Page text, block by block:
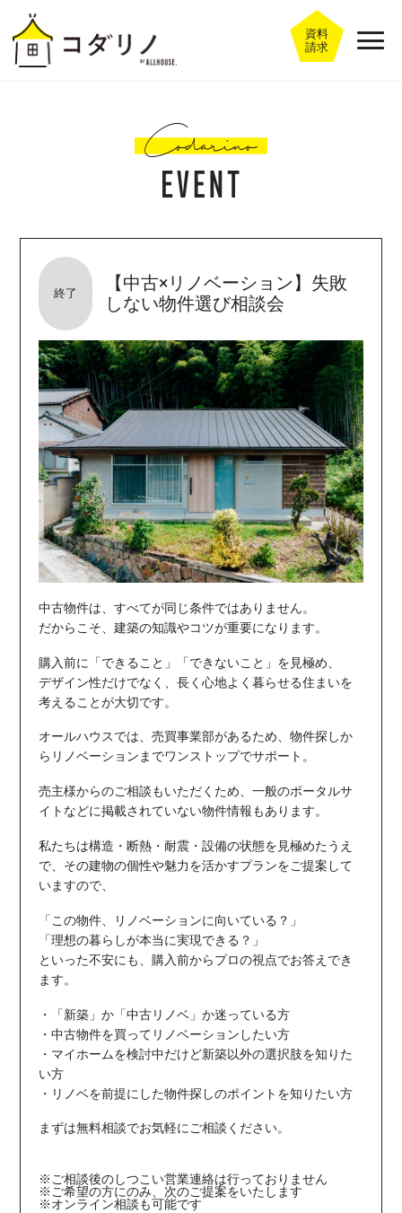
資料
請求
終了
【中古×リノベーション】失敗
しない物件選び相談会
中古物件は、すべてが同じ条件ではありません。
だからこそ、建築の知識やコツが重要になります。
購入前に「できること」「できないこと」を見極め、
デザイン性だけでなく、長く心地よく暮らせる住まいを
考えることが大切です。
オールハウスでは、売買事業部があるため、物件探しか
らリノベーションまでワンストップでサポート。
売主様からのご相談もいただくため、一般のポータルサ
イトなどに掲載されていない物件情報もあります。
私たちは構造・断熱・耐震・設備の状態を見極めたうえ
で、その建物の個性や魅力を活かすプランをご提案して
いますので、
「この物件、リノベーションに向いている？」
「理想の暮らしが本当に実現できる？」
といった不安にも、 購入前からプロの視点でお答え でき
ます。
・「新築」か「中古リノベ」か迷っている方
・中古物件を買ってリノベーションしたい方
・マイホームを検討中だけど新築以外の選択肢を知りた
い方
・リノベを前提にした物件探しのポイントを知りたい方
まずは無料相談でお気軽にご相談ください。
※ ご相談後のしつこい営業連絡は行っておりません
※ ご希望の方にのみ、次のご提案をいたします
※オンライン相談も可能です